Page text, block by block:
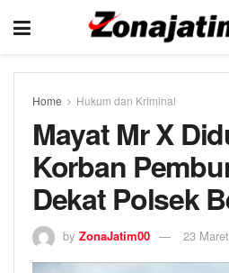
Home Hukum dan Kriminal
Mayat Mr X
Korban
Dekat Polsek
by ZonaJatim00 23